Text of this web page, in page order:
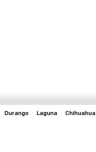
Durango Laguna Chihuahua